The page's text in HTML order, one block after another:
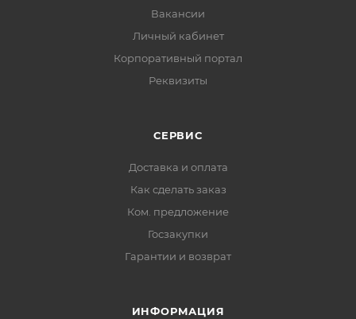
Вакансии
Личный кабинет
Корпоративный портал
Реквизиты
СЕРВИС
Доставка и оплата
Как сделать заказ
Ком. предложение
Госзакупки
Гарантии и возврат
ИНФОРМАЦИЯ